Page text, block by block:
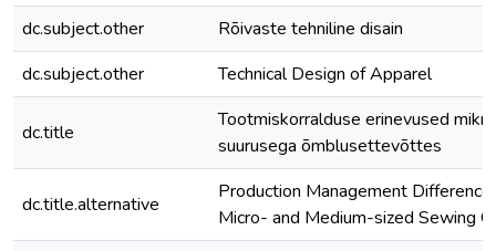
dc.subject.other
Rõivaste tehniline disain
dc.subject.other
Technical Design of Apparel
dc.title
Tootmiskorralduse erinevused
suurusega õmblusettevõttes
dc.title.alternative
Production Management
Micro- and Medium-sized Sewing